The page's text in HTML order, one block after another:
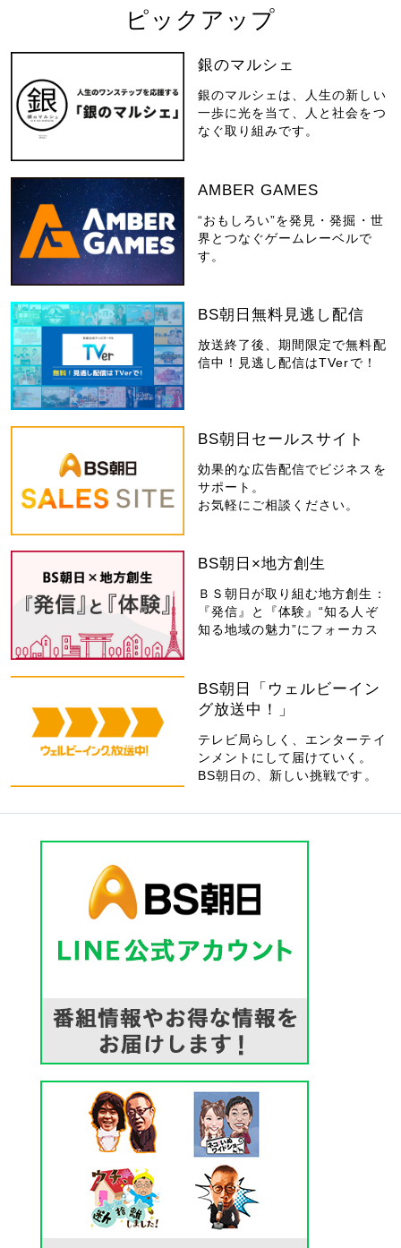
ピックアップ
銀のマルシェ
銀のマルシェは、人生の新しい
一歩に光を当て、人と社会をつ
なぐ取り組みです。
AMBER GAMES
“おもしろい”を発見・発掘・世
界とつなぐゲームレーベルで
す。
BS朝日無料見逃し配信
放送終了後、期間限定で無料配
信中！見逃し配信はTVerで！
BS朝日セールスサイト
効果的な広告配信でビジネスを
サポート。
お気軽にご相談ください。
BS朝日×地方創生
ＢＳ朝日が取り組む地方創生：
『発信』と『体験』“知る人ぞ
知る地域の魅力”にフォーカス
BS朝日「ウェルビーイン
グ放送中！」
テレビ局らしく、エンターテイ
ンメントにして届けていく。
BS朝日の、新しい挑戦です。